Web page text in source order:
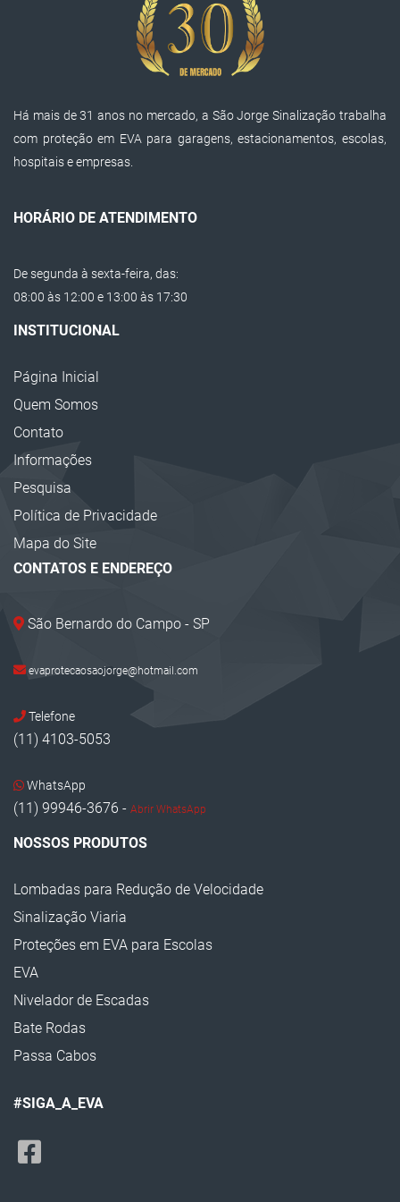
Protetores de Cabos em Poliuretano
Mini Segregador para Sinalização
Prisma de Concreto para Sinalização
Trava Rodas
Protetor de Doca EVA
Protetor de Cabos
Cone de Sinalização
Corrente Plástica
Super Cone de Sinalização
Barreira Plástica para Sinalização
Calço para Pneus
Calço para Rodas
Bate Pneu
Cantoneira Zebrada EVA
Limitador de Vagas
Manta de Parede EVA
Segregador para Sinalização Viária
Mini Tachão de Sinalização
Tachão Refletivo
Protetor de para-choque EVA
Há mais de 31 anos no mercado, a São Jorge Sinalização trabalha
com proteção em EVA para garagens, estacionamentos, escolas,
hospitais e empresas.
HORÁRIO DE ATENDIMENTO
De segunda à sexta-feira, das:
08:00 às 12:00 e 13:00 às 17:30
INSTITUCIONAL
Página Inicial
Quem Somos
Contato
Informações
Pesquisa
Política de Privacidade
Mapa do Site
CONTATOS E ENDEREÇO
São Bernardo do Campo - SP
evaprotecaosaojorge@hotmail.com
Telefone
(11) 4103-5053
WhatsApp
(11) 99946-3676 - Abrir WhatsApp
NOSSOS PRODUTOS
Lombadas para Redução de Velocidade
Sinalização Viaria
Proteções em EVA para Escolas
EVA
Nivelador de Escadas
Bate Rodas
Passa Cabos
#SIGA_A_EVA